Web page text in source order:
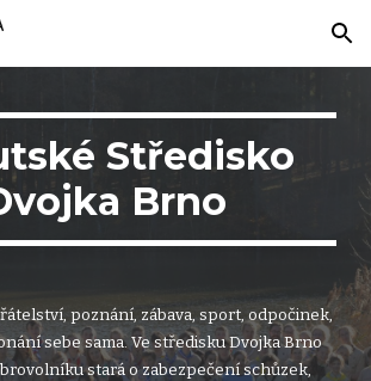
Skip to navigation
Středisko
Brno
poznání, zábava, sport, odpočinek,
sebe sama. Ve středisku Dvojka Brno
stará o zabezpečení schůzek,